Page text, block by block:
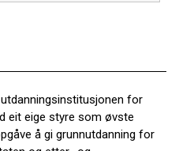
for
eit eige styre som øvste
å gi grunnutdanning for